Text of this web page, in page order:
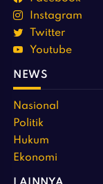
Instagram
Twitter
Youtube
NEWS
Nasional
Politik
Hukum
Ekonomi